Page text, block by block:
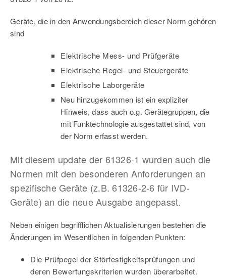
Geräte, die in den Anwendungsbereich dieser Norm gehören
sind
Elektrische Mess- und Prüfgeräte
Elektrische Regel- und Steuergeräte
Elektrische Laborgeräte
Neu hinzugekommen ist ein expliziter
Hinweis, dass auch o.g. Gerätegruppen, die
mit Funktechnologie ausgestattet sind, von
der Norm erfasst werden.
Mit diesem update der 61326-1 wurden auch die
Normen mit den besonderen Anforderungen an
spezifische Geräte (z.B. 61326-2-6 für IVD-
Geräte) an die neue Ausgabe angepasst.
Neben einigen begrifflichen Aktualisierungen bestehen die
Änderungen im Wesentlichen in folgenden Punkten:
Die Prüfpegel der Störfestigkeitsprüfungen und
deren Bewertungskriterien wurden überarbeitet.